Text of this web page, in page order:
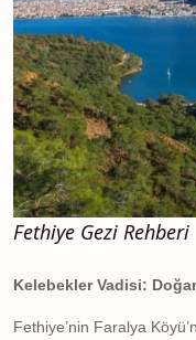
Fethiye Gezi Rehberi
Kelebekler Vadisi:
Fethiye’nin Faralya